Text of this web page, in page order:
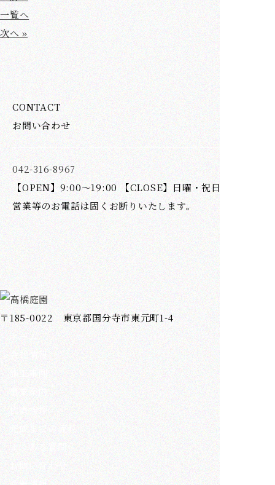
一覧へ
次へ »
CONTACT
お問い合わせ
042-316-8967
【OPEN】9:00～19:00 【CLOSE】日曜・祝日
営業等のお電話は固くお断りいたします。
〒185-0022 東京都国分寺市東元町1-4
ホーム
会社情報
施工事例
事業案内
代表挨拶
完成までの流れ
よくある質問
お問い合わせ